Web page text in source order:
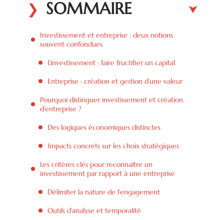
SOMMAIRE
Investissement et entreprise : deux notions
souvent confondues
L’investissement : faire fructifier un capital
Entreprise : création et gestion d’une valeur
Pourquoi distinguer investissement et création
d’entreprise ?
Des logiques économiques distinctes
Impacts concrets sur les choix stratégiques
Les critères clés pour reconnaître un
investissement par rapport à une entreprise
Délimiter la nature de l’engagement
Outils d’analyse et temporalité